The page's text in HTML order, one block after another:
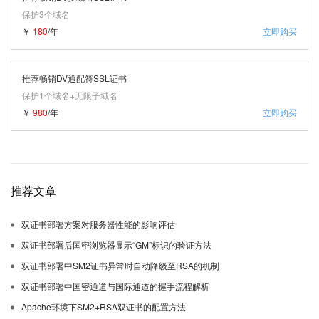
保护3个域名
立即购买
￥ 180/年
推荐畅销DV通配符SSL证书
保护1个域名+无限子域名
立即购买
￥ 980/年
推荐文章
双证书部署方案对服务器性能的影响评估
双证书部署后国密浏览器显示“GM”标识的验证方法
双证书部署中SM2证书异常时自动降级至RSA的机制
双证书部署中国密通道与国际通道的握手流程解析
Apache环境下SM2+RSA双证书的配置方法